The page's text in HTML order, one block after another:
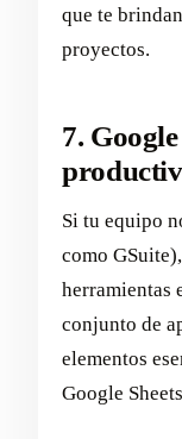
que te
proyectos.
7.
Si tu equipo
como
herramientas
conjunto de
elementos
Google